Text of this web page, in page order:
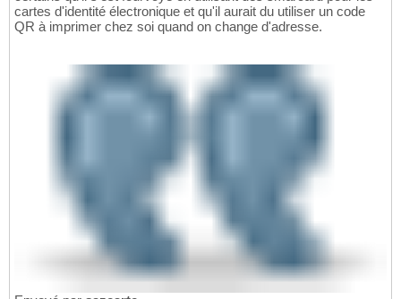
cartes d'identité électronique et qu'il aurait du utiliser un code
QR à imprimer chez soi quand on change d'adresse.